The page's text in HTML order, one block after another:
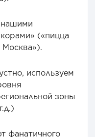
нашими
(«пицца
Москва»).
используем
зоны
фанатичного